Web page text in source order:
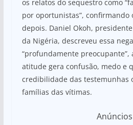
os relatos do sequestro como
por oportunistas”, confirmando
depois. Daniel Okoh,
da Nigéria, descreveu essa
“profundamente
atitude gera confusão, medo e
credibilidade das testemunhas
famílias das vítimas.
Anúncios